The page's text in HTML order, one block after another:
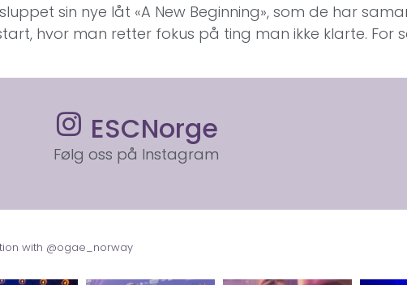
sin nye låt «A New Beginning», som de har
hvor man retter fokus på ting man ikke klarte. For
ESCNorge
Følg oss på Instagram
with @ogae_norway